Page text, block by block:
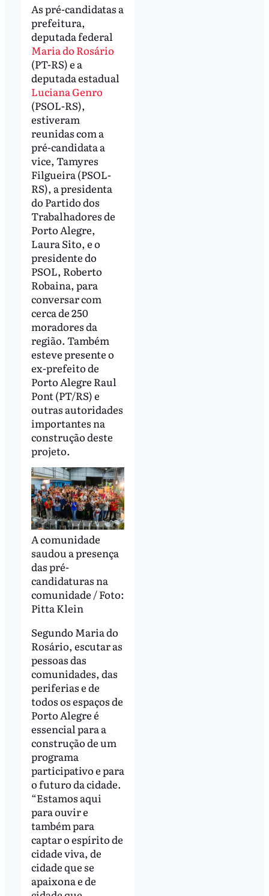
As pré-candidatas a
prefeitura,
deputada federal
Maria do Rosário
(PT-RS) e a
deputada estadual
Luciana Genro
(PSOL-RS),
estiveram
reunidas com a
pré-candidata a
vice, Tamyres
Filgueira (PSOL-
RS), a presidenta
do Partido dos
Trabalhadores de
Porto Alegre,
Laura Sito, e o
presidente do
PSOL, Roberto
Robaina, para
conversar com
cerca de 250
moradores da
região. Também
esteve presente o
ex-prefeito de
Porto Alegre Raul
Pont (PT/RS) e
outras autoridades
importantes na
construção deste
projeto.
A comunidade
saudou a presença
das pré-
candidaturas na
comunidade / Foto:
Pitta Klein
Segundo Maria do
Rosário, escutar as
pessoas das
comunidades, das
periferias e de
todos os espaços de
Porto Alegre é
essencial para a
construção de um
programa
participativo e para
o futuro da cidade.
“Estamos aqui
para ouvir e
também para
captar o espírito de
cidade viva, de
cidade que se
apaixona e de